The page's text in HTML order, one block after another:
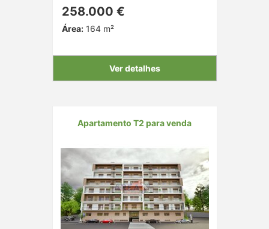
258.000 €
Área:164 m²
Ver detalhes
Apartamento T2 para venda